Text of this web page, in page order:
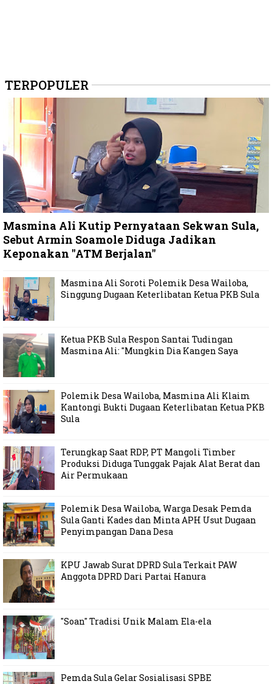
TERPOPULER
Masmina Ali Kutip Pernyataan Sekwan Sula,
Sebut Armin Soamole Diduga Jadikan
Keponakan "ATM Berjalan"
Masmina Ali Soroti Polemik Desa Wailoba,
Singgung Dugaan Keterlibatan Ketua PKB Sula
Ketua PKB Sula Respon Santai Tudingan
Masmina Ali: "Mungkin Dia Kangen Saya
Polemik Desa Wailoba, Masmina Ali Klaim
Kantongi Bukti Dugaan Keterlibatan Ketua PKB
Sula
Terungkap Saat RDP, PT Mangoli Timber
Produksi Diduga Tunggak Pajak Alat Berat dan
Air Permukaan
Polemik Desa Wailoba, Warga Desak Pemda
Sula Ganti Kades dan Minta APH Usut Dugaan
Penyimpangan Dana Desa
KPU Jawab Surat DPRD Sula Terkait PAW
Anggota DPRD Dari Partai Hanura
"Soan" Tradisi Unik Malam Ela-ela
Pemda Sula Gelar Sosialisasi SPBE